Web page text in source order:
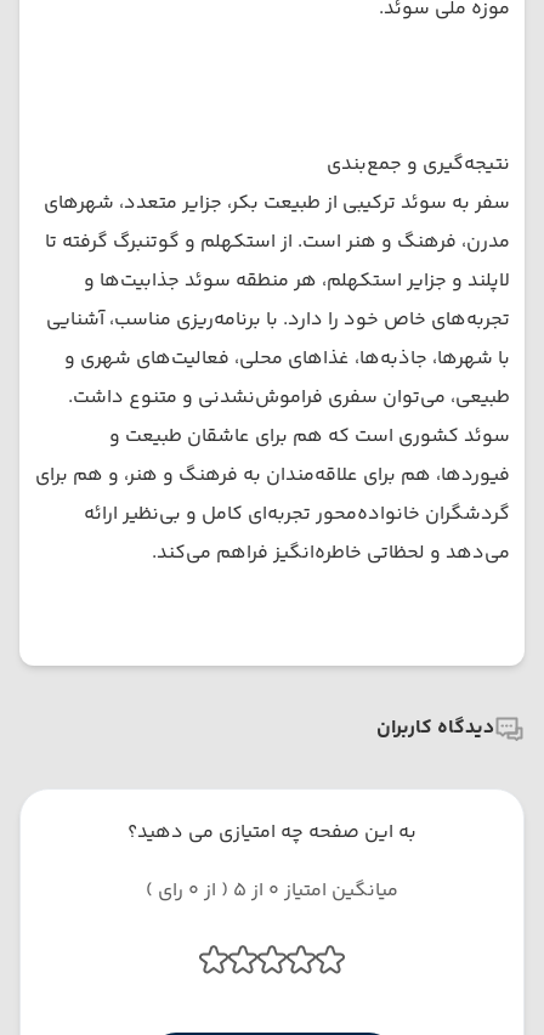
موزه ملی سوئد.
نتیجه‌گیری و جمع‌بندی
سفر به سوئد ترکیبی از طبیعت بکر، جزایر متعدد، شهرهای
مدرن، فرهنگ و هنر است. از استکهلم و گوتنبرگ گرفته تا
لاپلند و جزایر استکهلم، هر منطقه سوئد جذابیت‌ها و
تجربه‌های خاص خود را دارد. با برنامه‌ریزی مناسب، آشنایی
با شهرها، جاذبه‌ها، غذاهای محلی، فعالیت‌های شهری و
طبیعی، می‌توان سفری فراموش‌نشدنی و متنوع داشت.
سوئد کشوری است که هم برای عاشقان طبیعت و
فیوردها، هم برای علاقه‌مندان به فرهنگ و هنر، و هم برای
گردشگران خانواده‌محور تجربه‌ای کامل و بی‌نظیر ارائه
می‌دهد و لحظاتی خاطره‌انگیز فراهم می‌کند.
دیدگاه کاربران
به این صفحه چه امتیازی می دهید؟
میانگین امتیاز 0 از 5 ( از 0 رای )